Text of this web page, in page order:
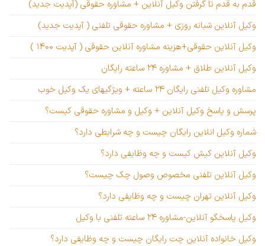
قدم به قدم تا گرفتن وکیل آنلاین + مشاوره حقوقی (آپدیت جدید)
وکیل آنلاین شبانه روزی + مشاوره حقوقی تلفنی ( آپدیت جدید)
وکیل آنلاین حقوقی+هزینه مشاوره آنلاین حقوقی ( آپدیت ۱۴۰۰ )
وکیل آنلاین طلاق + مشاوره ۲۴ ساعته رایگان
مشاوره وکیل تلفنی رایگان ۲۴ ساعته + ویژگیهای یک وکیل خوب
پرسش و پاسخ وکیل آنلاین + وکیل و مشاوره حقوقی کیست؟
شماره وکیل انلاین رایگان چیست و چه شرایطی دارد؟
وکیل آنلاین کیش کیست و چه وظایفی دارد؟
وکیل آنلاین تلفنی مخصوص وصول چک چیست؟
وکیل آنلاین تهران چیست و چه وظایفی دارد؟
وکیل پاسخگو آنلاین-مشاوره ۲۴ ساعته تلفنی با وکیل
وکیل خانواده آنلاین چت رایگان چیست و چه وظایفی دارد؟